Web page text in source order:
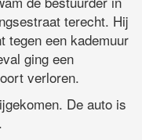
terecht. Hij
tegen een kademuur
ging een
verloren.
De auto is